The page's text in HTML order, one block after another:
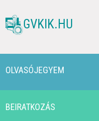
GVKIK.HU
OLVASÓJEGYEM
BEIRATKOZÁS